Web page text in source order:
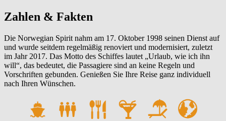
Zahlen & Fakten
Die Norwegian Spirit nahm am 17. Oktober 1998 seinen Dienst auf
und wurde seitdem regelmäßig renoviert und modernisiert, zuletzt
im Jahr 2017. Das Motto des Schiffes lautet „Urlaub, wie ich ihn
will“, das bedeutet, die Passagiere sind an keine Regeln und
Vorschriften gebunden. Genießen Sie Ihre Reise ganz individuell
nach Ihren Wünschen.